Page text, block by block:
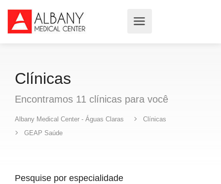
Clínicas
Encontramos 11 clínicas para você
Albany Medical Center - Águas Claras
Clínicas
GEAP Saúde
Pesquise por especialidade